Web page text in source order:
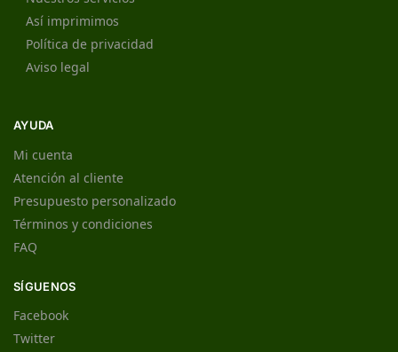
Así imprimimos
Política de privacidad
Aviso legal
AYUDA
Mi cuenta
Atención al cliente
Presupuesto personalizado
Términos y condiciones
FAQ
SÍGUENOS
Facebook
Twitter